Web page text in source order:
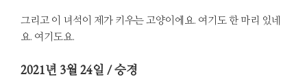
그리고 이 녀석이 제가 키우는 고양이에요. 여기도 한 마리 있네
요. 여기도요.
2021년 3월 24일 / 승경